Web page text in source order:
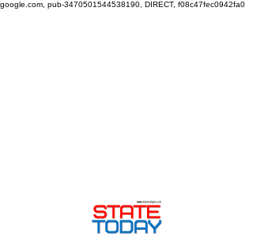
google.com, pub-3470501544538190, DIRECT, f08c47fec0942fa0